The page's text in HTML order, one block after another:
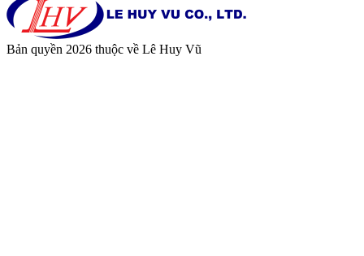
Bản quyền 2026 thuộc về Lê Huy Vũ